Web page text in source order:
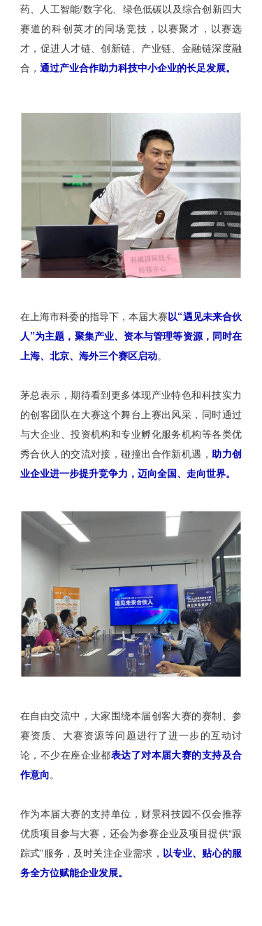
药、人工智能/数字化、绿色低碳以及综合创新四大
赛道的科创英才的同场竞技，以赛聚才，以赛选
才，促进人才链、创新链、产业链、金融链深度融
合， 通过产业合作助力科技中小企业的长足发展。
在上海市科委的指导下，本届大赛以“遇见未来合伙
人”为主题，聚集产业、资本与管理等资源，同时在
上海、北京、海外三个赛区启动。
茅总表示，期待看到更多体现产业特色和科技实力
的创客团队在大赛这个舞台上赛出风采，同时通过
与大企业、投资机构和专业孵化服务机构等各类优
秀合伙人的交流对接，碰撞出合作新机遇，助力创
业企业进一步提升竞争力，迈向全国、走向世界。
在自由交流中，大家围绕本届创客大赛的赛制、参
赛资质、大赛资源等问题进行了进一步的互动讨
论，不少在座企业都表达了对本届大赛的支持及合
作意向。
作为本届大赛的支持单位，财景科技园不仅会推荐
优质项目参与大赛，还会为参赛企业及项目提供“跟
踪式”服务，及时关注企业需求， 以专业、贴心的服
务全方位赋能企业发展。